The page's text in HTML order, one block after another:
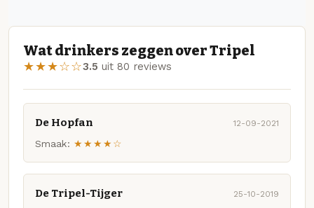
Wat drinkers zeggen over Tripel
★★★☆☆3.5 uit 80 reviews
De Hopfan 12-09-2021
Smaak: ★★★★☆
De Tripel-Tijger 25-10-2019